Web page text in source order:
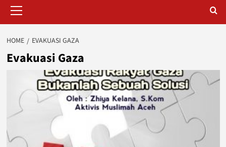
Menu
HOME EVAKUASI GAZA
Evakuasi Gaza